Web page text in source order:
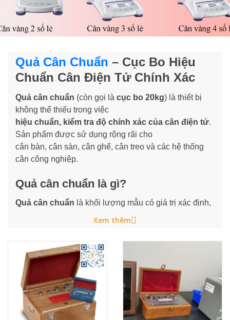
Quả Cân Chuẩn – Cục Bo Hiệu
Chuẩn Cân Điện Tử Chính Xác
Quả cân chuẩn (còn gọi là cục bo 20kg) là thiết bị
không thể thiếu trong việc
hiệu chuẩn, kiểm tra độ chính xác của cân điện tử.
Sản phẩm được sử dụng rộng rãi cho
cân bàn, cân sàn, cân ghế, cân treo và các hệ thống
cân công nghiệp.
Quả cân chuẩn là gì?
Quả cân chuẩn là khối lượng mẫu có giá trị xác định,
được chế tạo theo tiêu chuẩn kỹ thuật nghiêm ngặt
điện tử.
Trong đó,cục bo 20kglà loại phổ biến nhất, phù hợp
cho đa số cân điện tử từ 30kg đến vài tấn.
Cục bo 20kg – Quả cân chuẩn thông
dụng nhất
Xem thêm